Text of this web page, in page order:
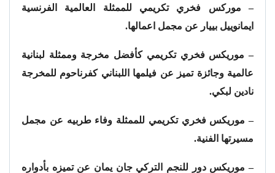
– موركس فخري تكريمي للممثلة العالمية الفرنسية
ايمانوييل بييار عن مجمل اعمالها.
– موريكس فخري تكريمي كأفضل مخرجة وممثلة لبنانية
عالمية وجائزة تميز عن فيلمها اللبناني كفرناحوم للمخرجة
نادين لبكي.
– موريكس فخري تكريمي للممثلة وفاء طربيه عن مجمل
مسيرتها الفنية.
– موريكس دور للنجم التركي جان يمان عن تميزه بأدواره